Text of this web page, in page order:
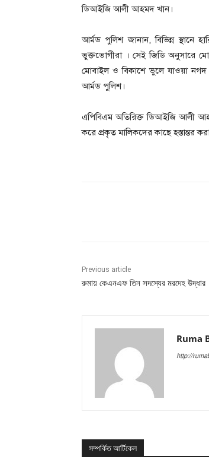
ডিআইজি আলী আহমদ খান।
আর্মড পুলিশ জানান, বিভিন্ন স্থানে
ভুক্তভোগীরা । সেই জিডি অনুসারে
মোবাইল ও বিকাশে ভুলে যাওয়া নগদ
আর্মড পুলিশ।
এপিবিএম অতিরিক্ত ডিআইজি আলী
করে প্রকৃত মালিকদের কাছে হস্তান্তর
Previous article
রুমায় কেএনএফ তিন সদস্যের মরদেহ উদ্ধার
Ruma
http://
সম্পর্কিত আর্টিকেল